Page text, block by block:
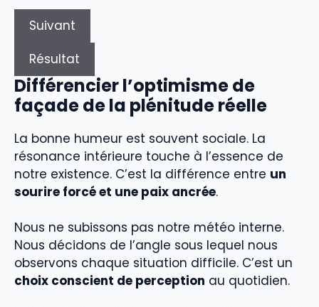
Suivant
Résultat
Différencier l’optimisme de
façade de la plénitude réelle
La bonne humeur est souvent sociale. La
résonance intérieure touche à l’essence de
notre existence. C’est la différence entre un
sourire forcé et une paix ancrée.
Nous ne subissons pas notre météo interne.
Nous décidons de l’angle sous lequel nous
observons chaque situation difficile. C’est un
choix conscient de perception au quotidien.